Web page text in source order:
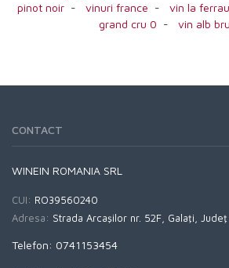
pinot noir- vinuri france - vin la
grand cru 0 - vin alb
CONTACT
WINEIN ROMANIA SRL
CUI: RO39560240
Adresa: Strada Arcaşilor nr. 52F, Galaţi,
Telefon: 0741153454